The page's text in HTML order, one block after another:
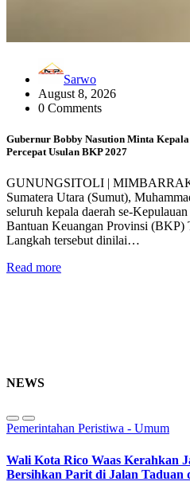
Sarwo
August 8, 2026
0 Comments
Gubernur Bobby Nasution Minta
Percepat Usulan BKP 2027
GUNUNGSITOLI |
Sumatera Utara (Sumut),
seluruh kepala daerah se-
Bantuan Keuangan Provinsi (BKP)
Langkah tersebut dinilai…
Read more
NEWS
Pemerintahan Peristiwa - Umum
Wali Kota Rico Waas Kerahkan
Bersihkan Parit di Jalan Taduan